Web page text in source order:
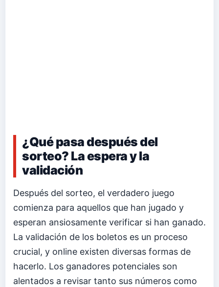
¿Qué pasa después del
sorteo? La espera y la
validación
Después del sorteo, el verdadero juego
comienza para aquellos que han jugado y
esperan ansiosamente verificar si han ganado.
La validación de los boletos es un proceso
crucial, y online existen diversas formas de
hacerlo. Los ganadores potenciales son
alentados a revisar tanto sus números como